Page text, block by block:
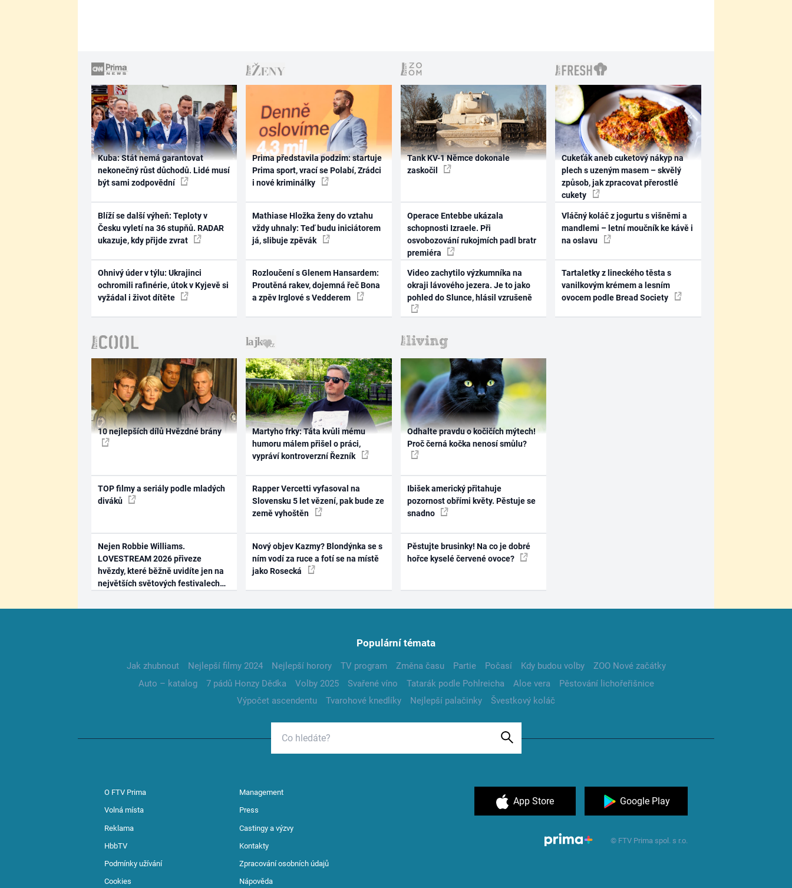
Kuba: Stát nemá garantovat
nekonečný růst důchodů. Lidé musí
být sami zodpovědní
Blíží se další výheň: Teploty v
Česku vyletí na 36 stupňů. RADAR
ukazuje, kdy přijde zvrat
Ohnivý úder v týlu: Ukrajinci
ochromili rafinérie, útok v Kyjevě si
vyžádal i život dítěte
Prima představila podzim: startuje
Prima sport, vrací se Polabí, Zrádci
i nové kriminálky
Mathiase Hložka ženy do vztahu
vždy uhnaly: Teď budu iniciátorem
já, slibuje zpěvák
Rozloučení s Glenem Hansardem:
Proutěná rakev, dojemná řeč Bona
a zpěv Irglové s Vedderem
Tank KV-1 Němce dokonale
zaskočil
Operace Entebbe ukázala
schopnosti Izraele. Při
osvobozování rukojmích padl bratr
premiéra
Video zachytilo výzkumníka na
okraji lávového jezera. Je to jako
pohled do Slunce, hlásil vzrušeně
Cukeťák aneb cuketový nákyp na
plech s uzeným masem – skvělý
způsob, jak zpracovat přerostlé
cukety
Vláčný koláč z jogurtu s višněmi a
mandlemi – letní moučník ke kávě i
na oslavu
Tartaletky z lineckého těsta s
vanilkovým krémem a lesním
ovocem podle Bread Society
10 nejlepších dílů Hvězdné brány
TOP filmy a seriály podle mladých
diváků
Nejen Robbie Williams.
LOVESTREAM 2026 přiveze
hvězdy, které běžně uvidíte jen na
největších světových festivalech
Martyho frky: Táta kvůli mému
humoru málem přišel o práci,
vypráví kontroverzní Řezník
Rapper Vercetti vyfasoval na
Slovensku 5 let vězení, pak bude ze
země vyhoštěn
Nový objev Kazmy? Blondýnka se s
ním vodí za ruce a fotí se na místě
jako Rosecká
Odhalte pravdu o kočičích mýtech!
Proč černá kočka nenosí smůlu?
Ibišek americký přitahuje
pozornost obřími květy. Pěstuje se
snadno
Pěstujte brusinky! Na co je dobré
hořce kyselé červené ovoce?
Populární témata
Jak zhubnout Nejlepší filmy 2024 Nejlepší horory TV program Změna času Partie Počasí Kdy budou volby
ZOO Nové začátky
Auto – katalog
7 pádů Honzy Dědka Volby 2025 Svařené víno Tatarák podle Pohlreicha Aloe vera
Pěstování lichořeřišnice
Výpočet ascendentu
Tvarohové knedlíky Nejlepší palačinky Švestkový koláč
O FTV Prima Management
Volná místa Press
Reklama Castingy a výzvy
HbbTV Kontakty
Podmínky užívání Zpracování osobních údajů
Cookies Nápověda
App Store Google Play
© FTV Prima spol. s r.o.